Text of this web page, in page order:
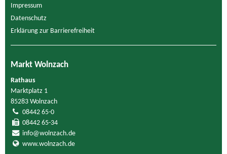
Impressum
Datenschutz
Erklärung zur Barrierefreiheit
Markt Wolnzach
Rathaus
Marktplatz 1
85283 Wolnzach
08442 65-0
08442 65-34
info@wolnzach.de
www.wolnzach.de